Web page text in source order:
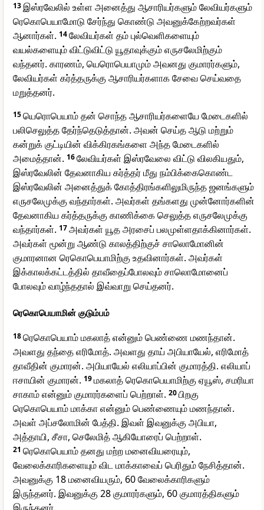
13இஸ்ரவேலில் உள்ள அனைத்து ஆசாரியர்களும் லேவியர்களும்
ரெகொபெயாமோடு சேர்ந்து கொண்டு அவனுக்கேற்றவர்கள்
ஆனார்கள். 14லேவியர்கள் தம் புல்வெளிகளையும்
வயல்களையும் விட்டுவிட்டு யூதாவுக்கும் எருசலேமிற்கும்
வந்தனர். காரணம், யெரொபெயாமும் அவனது குமாரர்களும்,
லேவியர்கள் கர்த்தருக்கு ஆசாரியர்களாக சேவை செய்வதை
மறுத்தனர்.
15யெரொபெயாம் தன் சொந்த ஆசாரியர்களையே மேடைகளில்
பலிசெலுத்த தேர்ந்தெடுத்தான். அவன் செய்த ஆடு மற்றும்
கன்றுக் குட்டியின் விக்கிரகங்களை அந்த மேடைகளில்
அமைத்தான். 16லேவியர்கள் இஸ்ரவேலை விட்டு விலகியதும்,
இஸ்ரவேலின் தேவனாகிய கர்த்தர் மீது நம்பிக்கைகொண்ட
இஸ்ரவேலின் அனைத்துக் கோத்திரங்களிலுமிருந்த ஜனங்களும்
எருசலேமுக்கு வந்தார்கள். அவர்கள் தங்களது முன்னோர்களின்
தேவனாகிய கர்த்தருக்கு காணிக்கை செலுத்த எருசலேமுக்கு
வந்தார்கள். 17அவர்கள் யூத அரசைப் பலமுள்ளதாக்கினார்கள்.
அவர்கள் மூன்று ஆண்டு காலத்திற்குச் சாலொமோனின்
குமாரனான ரெகொபெயாமிற்கு உதவினார்கள். அவர்கள்
இக்காலக்கட்டத்தில் தாவீதைப்போலவும் சாலொமோனைப்
போலவும் வாழ்ந்ததால் இவ்வாறு செய்தனர்.
ரெகொபெயாமின் குடும்பம்
18ரெகொபெயாம் மகலாத் என்னும் பெண்ணை மணந்தான்.
அவளது தந்தை எரிமோத். அவளது தாய் அபியாயேல், எரிமோத்
தாவீதின் குமாரன். அபியாயேல் எலியாப்பின் குமாரத்தி. எலியாப்
ஈசாயின் குமாரன். 19மகலாத் ரெகொபெயாமிற்கு ஏயூஸ், சமரியா
சாகாம் என்னும் குமாரர்களைப் பெற்றாள். 20பிறகு
ரெகொபெயாம் மாக்கா என்னும் பெண்ணையும் மணந்தான்.
அவள் அப்சலோமின் பேத்தி. இவள் இவனுக்கு அபியா,
அத்தாயி, சீசா, செலேமித் ஆகியோரைப் பெற்றாள்.
21 ரெகொபெயாம் தனது மற்ற மனைவியரையும்,
வேலைக்காரிகளையும் விட மாக்காவைப் பெரிதும் நேசித்தான்.
அவனுக்கு 18 மனைவியரும், 60 வேலைக்காரிகளும்
இருந்தனர். இவனுக்கு 28 குமாரர்களும், 60 குமாரத்திகளும்